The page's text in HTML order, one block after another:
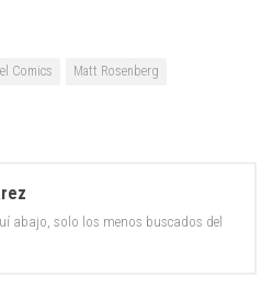
Comics
Matt Rosenberg
abajo, solo los menos buscados del